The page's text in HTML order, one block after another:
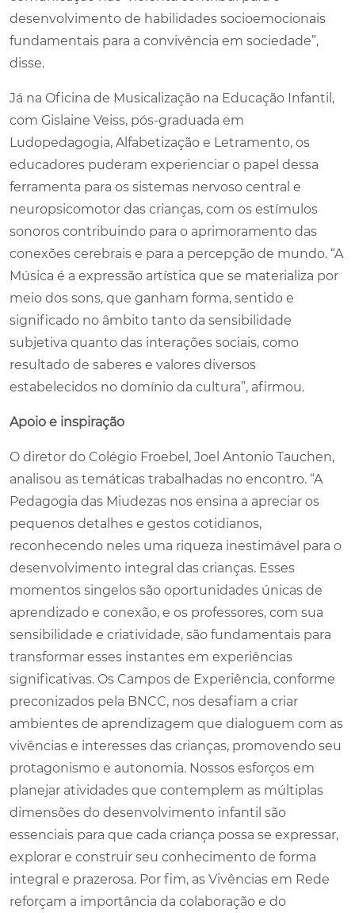
desenvolvimento de habilidades socioemocionais
fundamentais para a convivência em sociedade”,
disse.
Já na Oficina de Musicalização na Educação Infantil,
com Gislaine Veiss, pós-graduada em
Ludopedagogia, Alfabetização e Letramento, os
educadores puderam experienciar o papel dessa
ferramenta para os sistemas nervoso central e
neuropsicomotor das crianças, com os estímulos
sonoros contribuindo para o aprimoramento das
conexões cerebrais e para a percepção de mundo. “A
Música é a expressão artística que se materializa por
meio dos sons, que ganham forma, sentido e
significado no âmbito tanto da sensibilidade
subjetiva quanto das interações sociais, como
resultado de saberes e valores diversos
estabelecidos no domínio da cultura”, afirmou.
Apoio e inspiração
O diretor do Colégio Froebel, Joel Antonio Tauchen,
analisou as temáticas trabalhadas no encontro. “A
Pedagogia das Miudezas nos ensina a apreciar os
pequenos detalhes e gestos cotidianos,
reconhecendo neles uma riqueza inestimável para o
desenvolvimento integral das crianças. Esses
momentos singelos são oportunidades únicas de
aprendizado e conexão, e os professores, com sua
sensibilidade e criatividade, são fundamentais para
transformar esses instantes em experiências
significativas. Os Campos de Experiência, conforme
preconizados pela BNCC, nos desafiam a criar
ambientes de aprendizagem que dialoguem com as
vivências e interesses das crianças, promovendo seu
protagonismo e autonomia. Nossos esforços em
planejar atividades que contemplem as múltiplas
dimensões do desenvolvimento infantil são
essenciais para que cada criança possa se expressar,
explorar e construir seu conhecimento de forma
integral e prazerosa. Por fim, as Vivências em Rede
reforçam a importância da colaboração e do